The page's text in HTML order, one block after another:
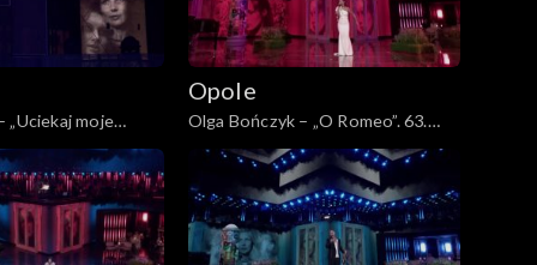
„Uciekaj moje
„Kiedy mnie już
w hołdzie
i Agnieszce
Opole
Olga Bończyk – „O Romeo”. 63.
KFPP: „Kiedy mnie już nie będzie...”.
Koncert w hołdzie Magdzie Umer i
Agnieszce Osieckiej